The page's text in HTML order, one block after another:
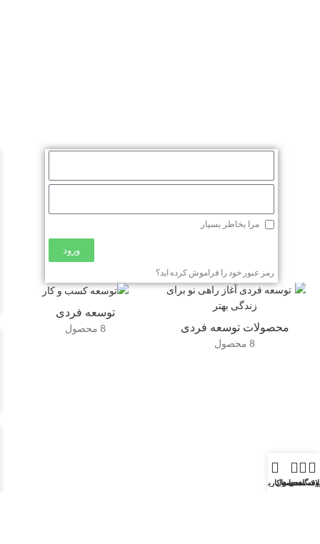
مرا بخاطر بسپار
ورود
رمز عبور خود را فراموش کرده اید؟
محصولات توسعه فردی
8 محصول
توسعه فردی
8 محصول
مندی ها
محصول
حساب کاربری من